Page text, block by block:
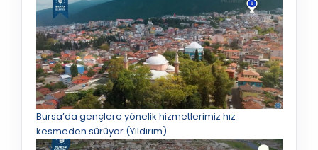
Bursa’da gençlere yönelik hizmetlerimiz hız
kesmeden sürüyor (Yıldırım)